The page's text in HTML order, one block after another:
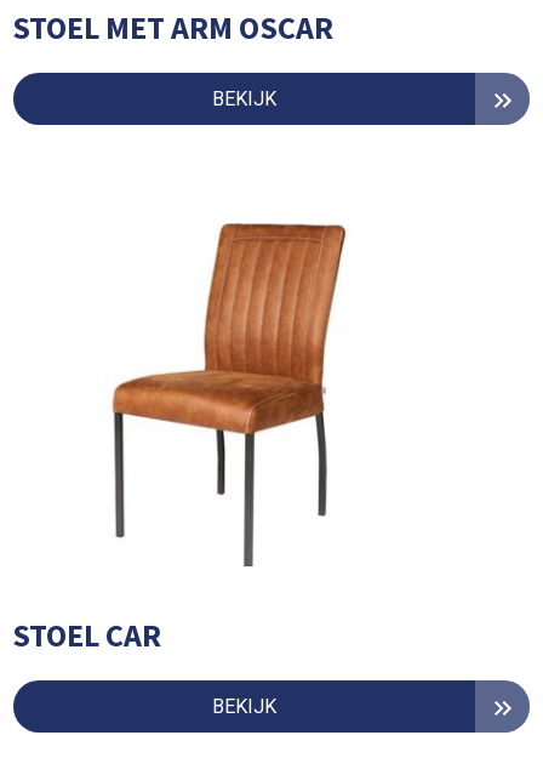
STOEL MET ARM OSCAR
BEKIJK
STOEL CAR
BEKIJK